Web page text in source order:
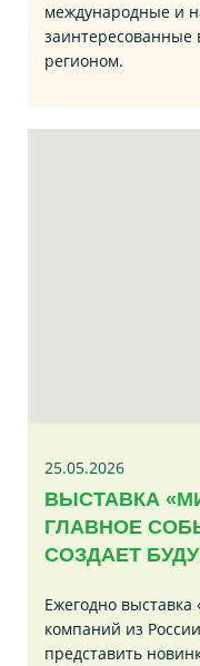
международные и
заинтересованные
регионом.
25.05.2026
ВЫСТАВКА
ГЛАВНОЕ
СОЗДАЕТ
Ежегодно выставка
компаний из
представить